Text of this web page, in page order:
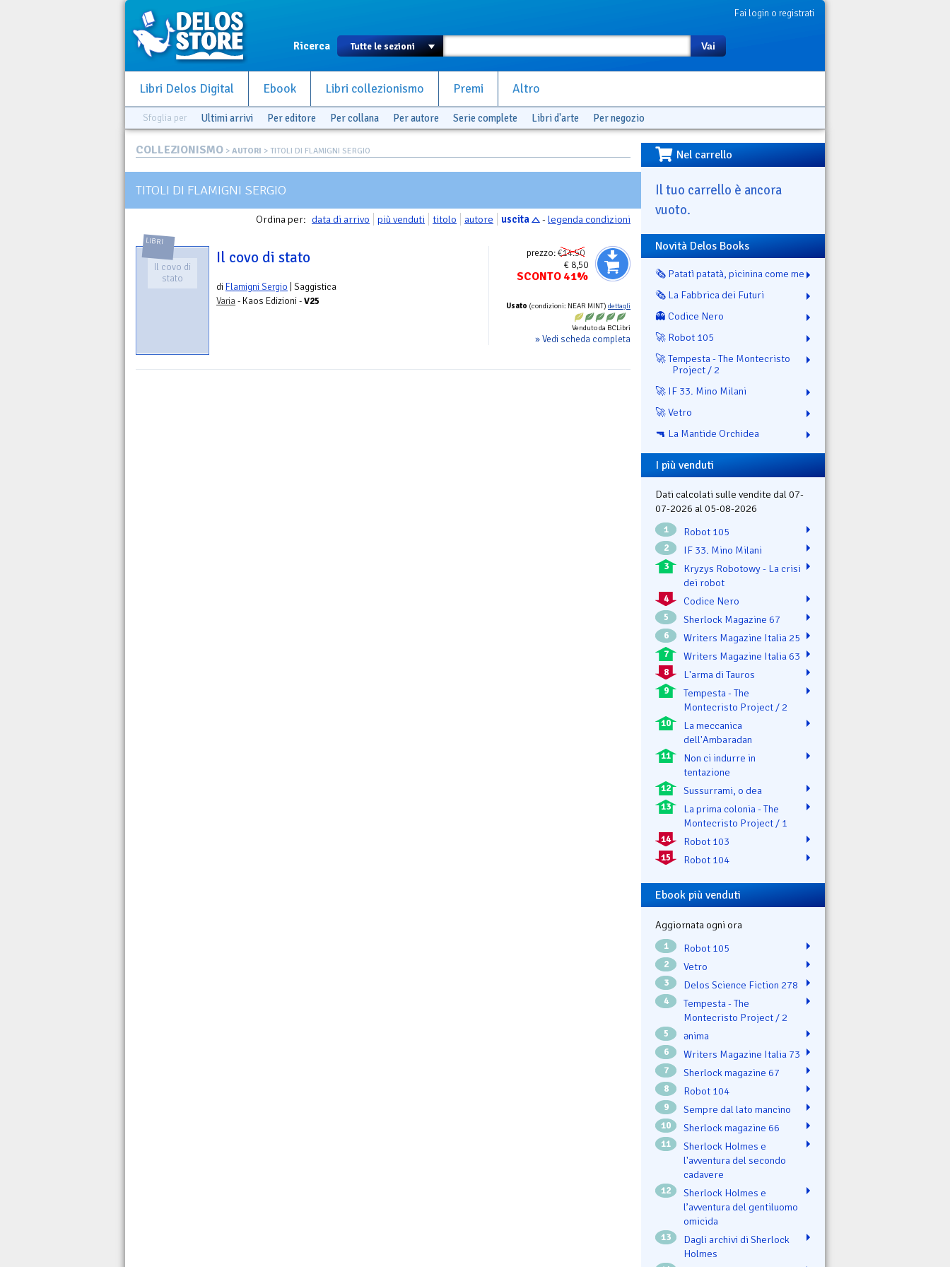
Fai login o registrati
Ricerca Vai
Libri Delos Digital Ebook Libri collezionismo Premi Altro
Sfoglia per Ultimi arrivi Per editore Per collana Per autore Serie complete Libri d'arte Per negozio
COLLEZIONISMO > AUTORI > TITOLI DI FLAMIGNI SERGIO
TITOLI DI FLAMIGNI SERGIO
Ordina per: data di arrivo più venduti titolo autore uscita -legenda condizioni
prezzo:€14.50
€ 8,50
SCONTO 41%
Usato (condizioni: NEAR MINT) dettagli
Venduto da BCLibri
» Vedi scheda completa
LIBRI
Il covo di
stato
Il covo di stato
di Flamigni Sergio | Saggistica
Varia- Kaos Edizioni -V25
Nel carrello
Il tuo carrello è ancora
vuoto.
Novità Delos Books
🗞️ Patatì patatà, picinina come me
🗞️ La Fabbrica dei Futuri
👻 Codice Nero
🚀 Robot 105
🚀 Tempesta - The Montecristo
Project / 2
🚀 IF 33. Mino Milani
🚀 Vetro
🔫 La Mantide Orchidea
I più venduti
Dati calcolati sulle vendite dal 07-
07-2026 al 05-08-2026
1 Robot 105
2 IF 33. Mino Milani
3
Kryzys Robotowy - La crisi
dei robot
4 Codice Nero
5 Sherlock Magazine 67
6 Writers Magazine Italia 25
7 Writers Magazine Italia 63
8 L'arma di Tauros
9
Tempesta - The
Montecristo Project / 2
10
La meccanica
dell'Ambaradan
11
Non ci indurre in
tentazione
12 Sussurrami, o dea
13
La prima colonia - The
Montecristo Project / 1
14 Robot 103
15 Robot 104
Ebook più venduti
Aggiornata ogni ora
1 Robot 105
2 Vetro
3 Delos Science Fiction 278
4
Tempesta - The
Montecristo Project / 2
5 ənima
6 Writers Magazine Italia 73
7 Sherlock magazine 67
8 Robot 104
9 Sempre dal lato mancino
10 Sherlock magazine 66
11
Sherlock Holmes e
l'avventura del secondo
cadavere
12
Sherlock Holmes e
l’avventura del gentiluomo
omicida
13
Dagli archivi di Sherlock
Holmes